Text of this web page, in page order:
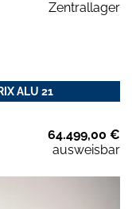
Zentrallager
ALU 21
64.499,00 €
ausweisbar